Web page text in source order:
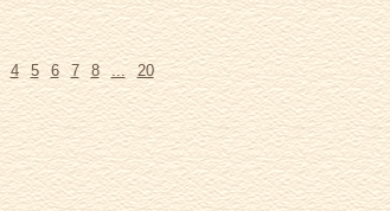
4 5 6 7 8 ... 20